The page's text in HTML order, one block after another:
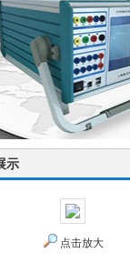
示
点击放大